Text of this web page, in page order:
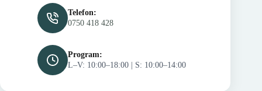
Telefon:
0750 418 428
Program:
L–V: 10:00–18:00 | S: 10:00–14:00